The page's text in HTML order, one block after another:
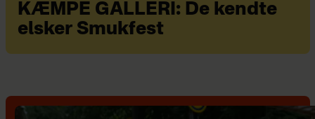
KÆMPE GALLERI: De kendte
elsker Smukfest